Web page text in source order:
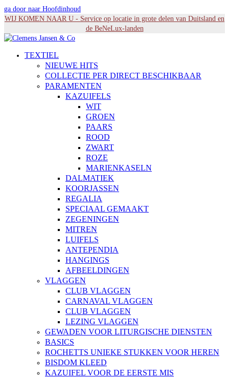
ga door naar Hoofdinhoud
WIJ KOMEN NAAR U - Service op locatie in grote delen van Duitsland en
de BeNeLux-landen
TEXTIEL
NIEUWE HITS
COLLECTIE PER DIRECT BESCHIKBAAR
PARAMENTEN
KAZUIFELS
WIT
GROEN
PAARS
ROOD
ZWART
ROZE
MARIENKASELN
DALMATIEK
KOORJASSEN
REGALIA
SPECIAAL GEMAAKT
ZEGENINGEN
MITREN
LUIFELS
ANTEPENDIA
HANGINGS
AFBEELDINGEN
VLAGGEN
CLUB VLAGGEN
CARNAVAL VLAGGEN
CLUB VLAGGEN
LEZING VLAGGEN
GEWADEN VOOR LITURGISCHE DIENSTEN
BASICS
ROCHETTS UNIEKE STUKKEN VOOR HEREN
BISDOM KLEED
KAZUIFEL VOOR DE EERSTE MIS